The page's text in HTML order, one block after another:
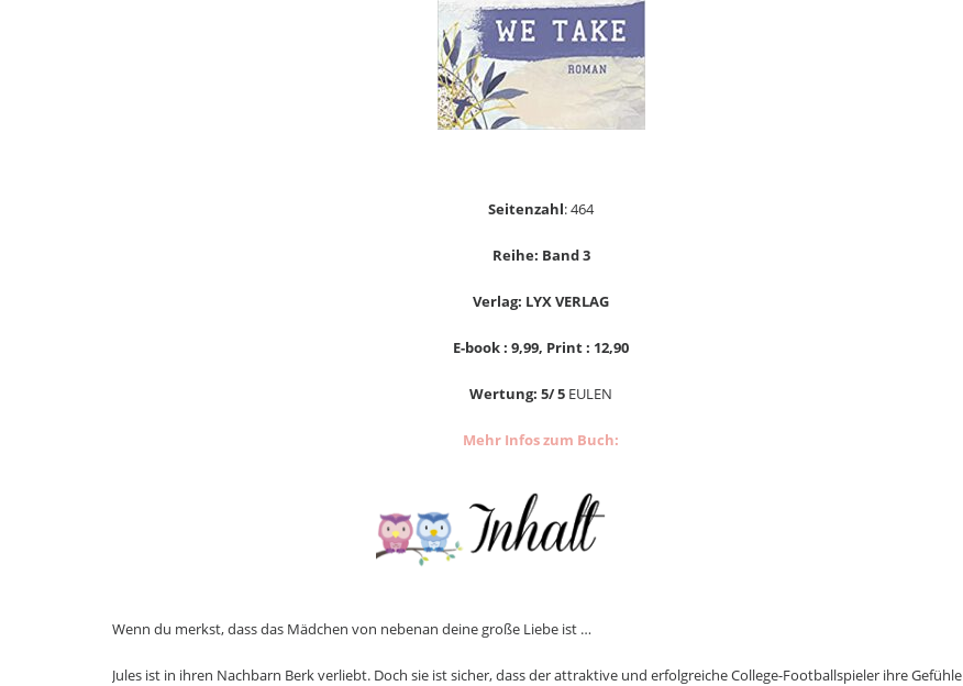
Seitenzahl: 464
Reihe: Band 3
Verlag: LYX VERLAG
E-book : 9,99, Print : 12,90
Wertung: 5/ 5 EULEN
Mehr Infos zum Buch:
Wenn du merkst, dass das Mädchen von nebenan deine große Liebe ist …
Jules ist in ihren Nachbarn Berk verliebt. Doch sie ist sicher, dass der attraktive und erfolgreiche College-Footballspieler ihre Gefühle